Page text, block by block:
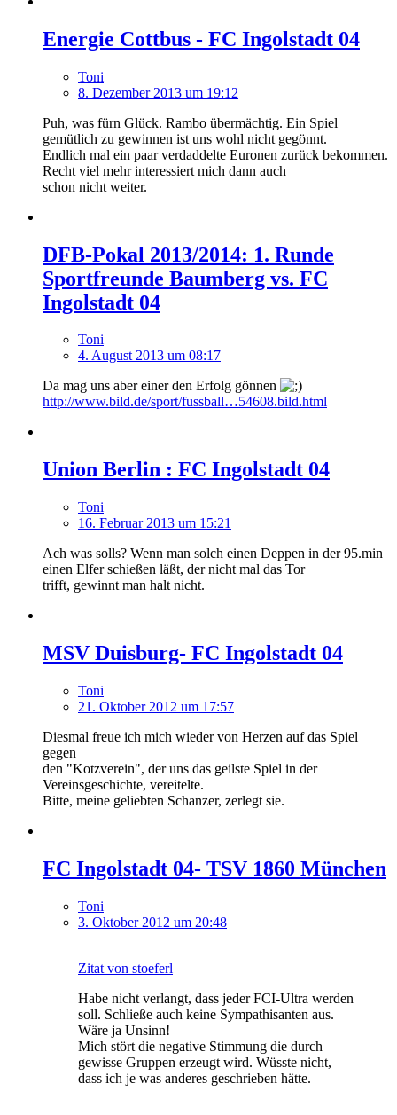
Energie Cottbus - FC Ingolstadt 04
Toni
8. Dezember 2013 um 19:12
Puh, was fürn Glück. Rambo übermächtig. Ein Spiel
gemütlich zu gewinnen ist uns wohl nicht gegönnt.
Endlich mal ein paar verdaddelte Euronen zurück bekommen.
Recht viel mehr interessiert mich dann auch
schon nicht weiter.
DFB-Pokal 2013/2014: 1. Runde
Sportfreunde Baumberg vs. FC
Ingolstadt 04
Toni
4. August 2013 um 08:17
Da mag uns aber einer den Erfolg gönnen
http://www.bild.de/sport/fussball…54608.bild.html
Union Berlin : FC Ingolstadt 04
Toni
16. Februar 2013 um 15:21
Ach was solls? Wenn man solch einen Deppen in der 95.min
einen Elfer schießen läßt, der nicht mal das Tor
trifft, gewinnt man halt nicht.
MSV Duisburg- FC Ingolstadt 04
Toni
21. Oktober 2012 um 17:57
Diesmal freue ich mich wieder von Herzen auf das Spiel
gegen
den "Kotzverein", der uns das geilste Spiel in der
Vereinsgeschichte, vereitelte.
Bitte, meine geliebten Schanzer, zerlegt sie.
FC Ingolstadt 04- TSV 1860 München
Toni
3. Oktober 2012 um 20:48
Zitat von stoeferl
Habe nicht verlangt, dass jeder FCI-Ultra werden
soll. Schließe auch keine Sympathisanten aus.
Wäre ja Unsinn!
Mich stört die negative Stimmung die durch
gewisse Gruppen erzeugt wird. Wüsste nicht,
dass ich je was anderes geschrieben hätte.